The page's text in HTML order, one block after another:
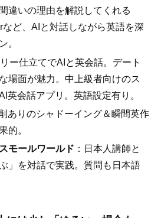
違いの理由を解説してくれる
ど、AIと対話しながら英語を深
。
ー仕立てでAIと英会話。デート
場面が魅力。中上級者向けのス
英会話アプリ。英語設定有り。
ありのシャドーイング＆瞬間英作
的。
モールワールド ：日本人講師と
」を対話で実践。質問も日本語